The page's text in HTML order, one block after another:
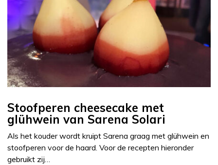
Stoofperen cheesecake met
glühwein van Sarena Solari
Als het kouder wordt kruipt Sarena graag met glühwein en
stoofperen voor de haard. Voor de recepten hieronder
gebruikt zij…